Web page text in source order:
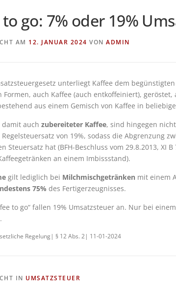
go: 7% oder 19%
AM 12. JANUAR 2024 VON ADMIN
unterliegt Kaffee dem
Formen, auch Kaffee (auch entkoffeiniert),
aus einem Gemisch von Kaffee in
damit auch zubereiteter Kaffee, sind hingegen
von 19%, sodass die Abgrenzung
Steuersatz hat (BFH-Beschluss vom 29.8.2013, XI
an einem Imbissstand).
gilt lediglich bei Milchmischgetränken mit einem
75% des Fertigerzeugnisses.
to go“ fallen 19% Umsatzsteuer an. Nur bei
Regelung| § 12 Abs. 2| 11-01-2024
IN UMSATZSTEUER